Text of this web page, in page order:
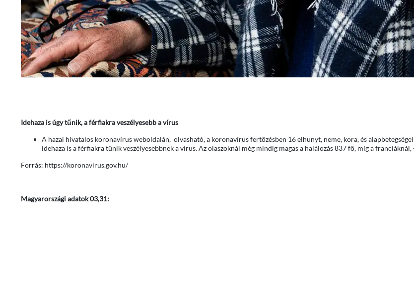
Idehaza is úgy tűnik, a férfiakra veszélyesebb a vírus
A hazai hivatalos koronavírus weboldalán, olvasható, a koronavírus fertőzésben 16 elhunyt, neme, kora, és
idehaza is a férfiakra tűnik veszélyesebbnek a vírus. Az olaszoknál még mindig magas a halálozás 837 fő, míg a franciáknál,
Forrás: https://koronavirus.gov.hu/
Magyarországi adatok 03,31: